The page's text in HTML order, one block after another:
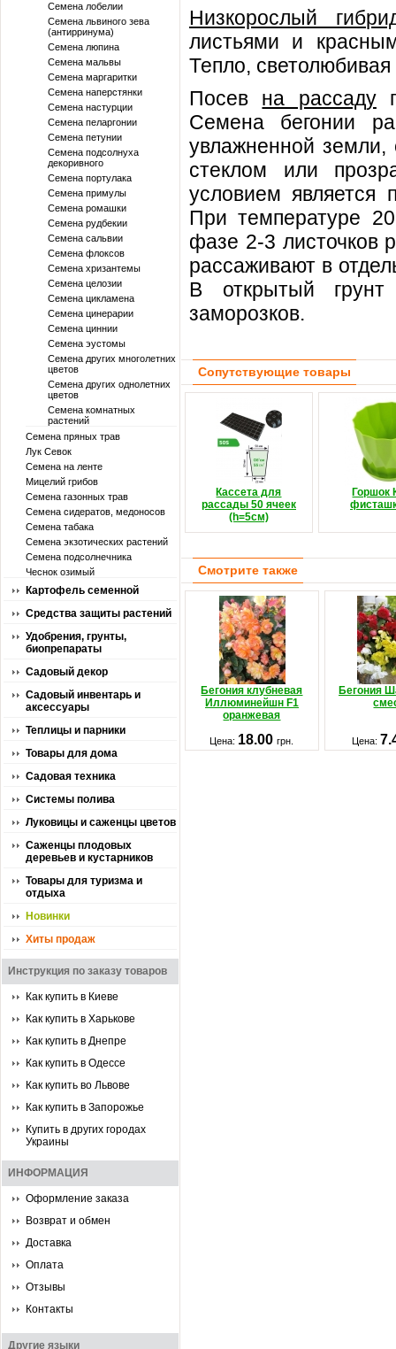
Семена лобелии
Семена львиного зева
(антирринума)
Семена люпина
Семена мальвы
Семена маргаритки
Семена наперстянки
Семена настурции
Семена пеларгонии
Семена петунии
Семена подсолнуха
декоривного
Семена портулака
Семена примулы
Семена ромашки
Семена рудбекии
Семена сальвии
Семена флоксов
Семена хризантемы
Семена целозии
Семена цикламена
Семена цинерарии
Семена циннии
Семена эустомы
Семена других многолетних
цветов
Семена других однолетних
цветов
Семена комнатных
растений
Семена пряных трав
Лук Севок
Семена на ленте
Мицелий грибов
Семена газонных трав
Семена сидератов, медоносов
Семена табака
Семена экзотических растений
Семена подсолнечника
Чеснок озимый
Картофель семенной
Средства защиты растений
Удобрения, грунты,
биопрепараты
Садовый декор
Садовый инвентарь и
аксессуары
Теплицы и парники
Товары для дома
Садовая техника
Системы полива
Луковицы и саженцы цветов
Саженцы плодовых
деревьев и кустарников
Товары для туризма и
отдыха
Новинки
Хиты продаж
Инструкция по заказу товаров
Как купить в Киеве
Как купить в Харькове
Как купить в Днепре
Как купить в Одессе
Как купить во Львове
Как купить в Запорожье
Купить в других городах
Украины
ИНФОРМАЦИЯ
Оформление заказа
Возврат и обмен
Доставка
Оплата
Отзывы
Контакты
Другие языки
Низкорослый
листьями и
Тепло,
Посев на рассаду
Семена бегонии
увлажненной земли,
стеклом или
условием является
При температуре
фазе 2-3 листочков
рассаживают в
В открытый грунт
заморозков.
Сопутствующие товары
Кассета для
рассады 50 ячеек
(h=5см)
Горшок
Смотрите также
Бегония клубневая
Иллюминейшн F1
оранжевая
Бегония
Цена: 18.00грн. Цена: